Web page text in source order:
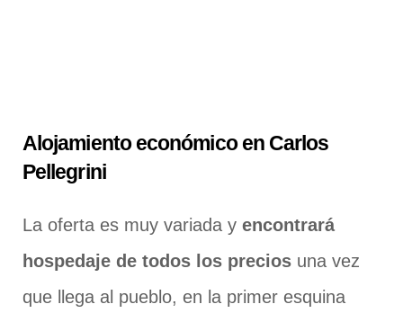
Alojamiento económico en Carlos
Pellegrini
La oferta es muy variada y encontrará
hospedaje de todos los precios una vez
que llega al pueblo, en la primer esquina